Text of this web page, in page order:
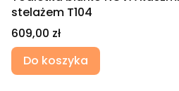
stelażem T104
Cena
609,00 zł
Do koszyka